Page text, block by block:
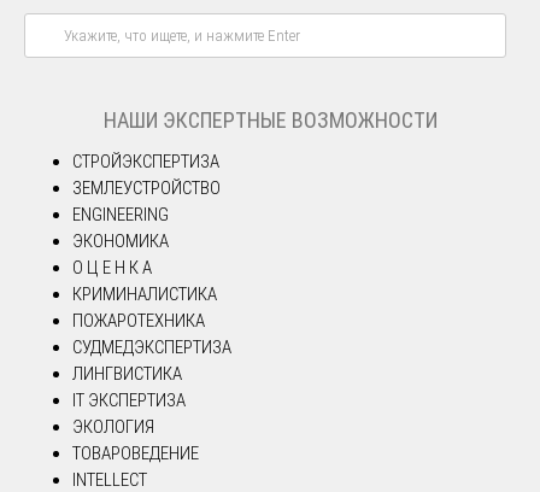
НАШИ ЭКСПЕРТНЫЕ ВОЗМОЖНОСТИ
СТРОЙЭКСПЕРТИЗА
ЗЕМЛЕУСТРОЙСТВО
ENGINEERING
ЭКОНОМИКА
О Ц Е Н К А
КРИМИНАЛИСТИКА
ПОЖАРОТЕХНИКА
СУДМЕДЭКСПЕРТИЗА
ЛИНГВИСТИКА
IT ЭКСПЕРТИЗА
ЭКОЛОГИЯ
ТОВАРОВЕДЕНИЕ
INTELLECT